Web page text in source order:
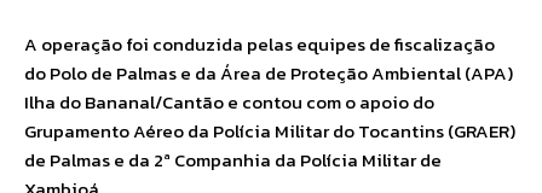
A operação foi conduzida pelas equipes de fiscalização
do Polo de Palmas e da Área de Proteção Ambiental (APA)
Ilha do Bananal/Cantão e contou com o apoio do
Grupamento Aéreo da Polícia Militar do Tocantins (GRAER)
de Palmas e da 2ª Companhia da Polícia Militar de